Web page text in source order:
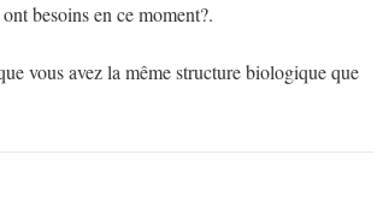
besoins en ce moment?.
vous avez la même structure biologique que